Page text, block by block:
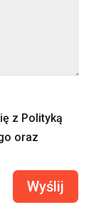
z Polityką
oraz
Wyślij